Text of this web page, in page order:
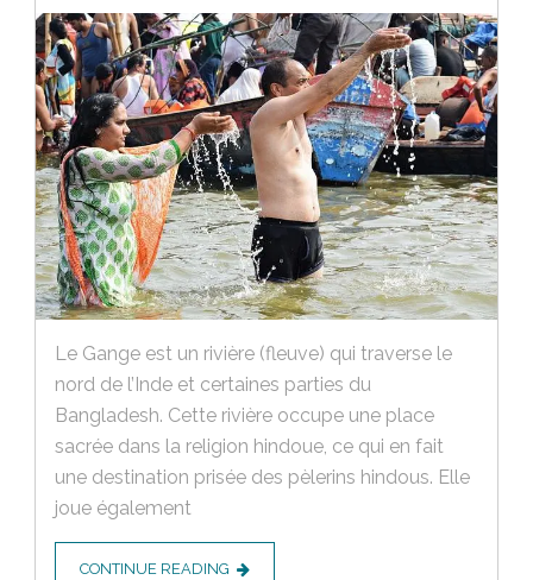
Le Gange est un rivière (fleuve) qui traverse le
nord de l’Inde et certaines parties du
Bangladesh. Cette rivière occupe une place
sacrée dans la religion hindoue, ce qui en fait
une destination prisée des pèlerins hindous. Elle
joue également
CONTINUE READING